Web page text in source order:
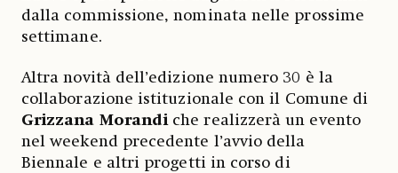
dalla commissione, nominata nelle prossime
settimane.
Altra novità dell’edizione numero 30 è la
collaborazione istituzionale con il Comune di
Grizzana Morandi che realizzerà un evento
nel weekend precedente l’avvio della
Biennale e altri progetti in corso di